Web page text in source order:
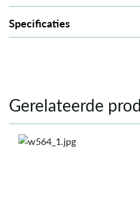
Specificaties
Gerelateerde